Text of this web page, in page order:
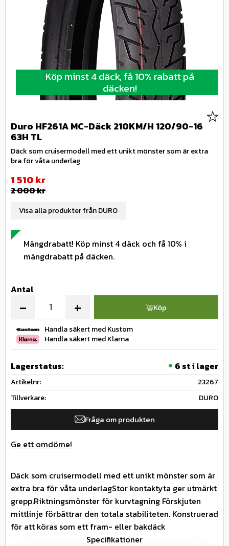
Köp minst 4 däck, få 10% rabatt på
däcken!
Duro HF261A MC-Däck 210KM/H 120/90-16
63H TL
Däck som cruisermodell med ett unikt mönster som är extra
bra för våta underlag
Mängdrabatt! Köp minst 4 däck och få 10% i
mängdrabatt på däcken.
Nedsatt pris:
1 510kr
Ordinarie pris:
2 000kr
Antal
+
- Köp
Handla säkert med Kustom
Handla säkert med Klarna
Lagerstatus 6 st i lager
Artikelnr
23267
Tillverkare
DURO
Fråga om produkten
Visa alla produkter från DURO
Ge ett omdöme!
Däck som cruisermodell med ett unikt mönster som är
extra bra för våta underlagStor kontaktyta ger utmärkt
grepp.Riktningsmönster för kurvtagning Förskjuten
mittlinje förbättrar den totala stabiliteten. Konstruerad
för att köras som ett fram- eller bakdäck
Specifikationer